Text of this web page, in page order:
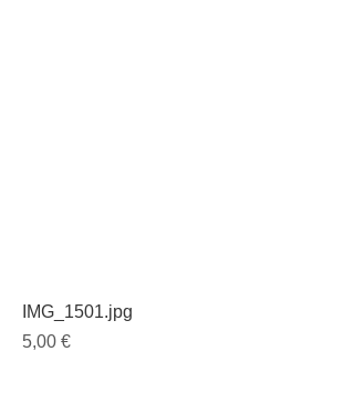
IMG_1501.jpg
Precio
5,00 €